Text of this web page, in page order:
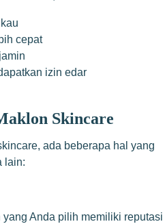
cepat
izin edar
Skincare
ada beberapa hal yang
lain:
Anda pilih memiliki reputasi